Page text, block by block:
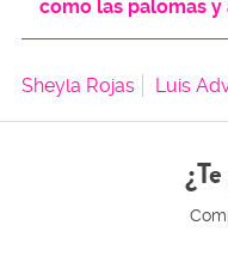
como las palomas
Sheyla Rojas Luis